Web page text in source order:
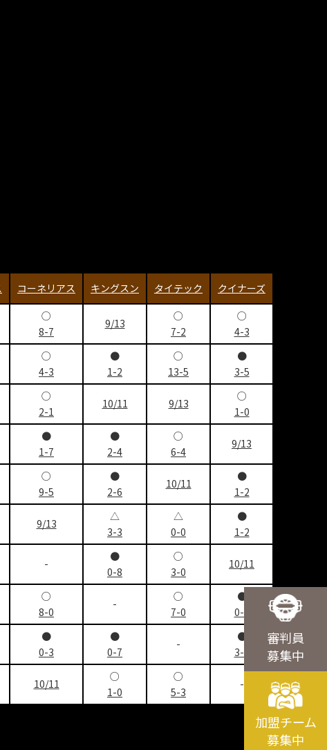
コーネリアス キングスン タイテック クイナーズ
○
8-7
9/13
○
7-2
○
4-3
○
4-3
●
1-2
○
13-5
●
3-5
○
2-1
10/11 9/13
○
1-0
●
1-7
●
2-4
○
6-4
9/13
○
9-5
●
2-6
10/11
●
1-2
9/13
△
3-3
△
0-0
●
1-2
-
●
0-8
○
3-0
10/11
○
8-0
-
○
7-0
●
0-1
●
0-3
●
0-7
-
●
3-5
10/11
○
1-0
○
5-3
-
審判員
募集中
加盟チーム
募集中